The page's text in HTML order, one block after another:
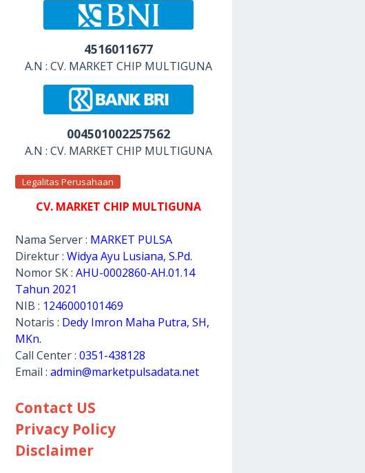
4516011677
A.N : CV. MARKET CHIP MULTIGUNA
004501002257562
A.N : CV. MARKET CHIP MULTIGUNA
Legalitas Perusahaan
CV. MARKET CHIP MULTIGUNA
Nama Server : MARKET PULSA
Direktur : Widya Ayu Lusiana, S.Pd.
Nomor SK : AHU-0002860-AH.01.14
Tahun 2021
NIB : 1246000101469
Notaris : Dedy Imron Maha Putra, SH,
MKn.
Call Center : 0351-438128
Email : admin@marketpulsadata.net
Contact US
Privacy Policy
Disclaimer